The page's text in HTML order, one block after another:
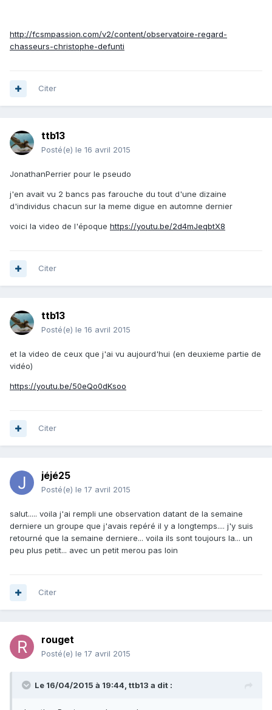
http://fcsmpassion.com/v2/content/observatoire-regard-
chasseurs-christophe-defunti
Citer
ttb13
Posté(e) le 16 avril 2015
JonathanPerrier pour le pseudo
j'en avait vu 2 bancs pas farouche du tout d'une dizaine
d'individus chacun sur la meme digue en automne dernier
voici la video de l'époque https://youtu.be/2d4mJeqbtX8
Citer
ttb13
Posté(e) le 16 avril 2015
et la video de ceux que j'ai vu aujourd'hui (en deuxieme partie de
vidéo)
https://youtu.be/50eQo0dKsoo
Citer
jéjé25
Posté(e) le 17 avril 2015
salut..... voila j'ai rempli une observation datant de la semaine
derniere un groupe que j'avais repéré il y a longtemps.... j'y suis
retourné que la semaine derniere... voila ils sont toujours la... un
peu plus petit... avec un petit merou pas loin
Citer
rouget
Posté(e) le 17 avril 2015
Le 16/04/2015 à 19:44, ttb13 a dit :